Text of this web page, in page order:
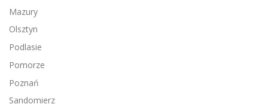
Mazury
Olsztyn
Podlasie
Pomorze
Poznań
Sandomierz